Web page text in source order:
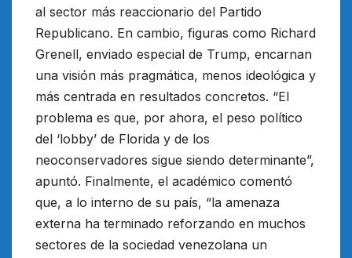
al sector más reaccionario del Partido
Republicano. En cambio, figuras como Richard
Grenell, enviado especial de Trump, encarnan
una visión más pragmática, menos ideológica y
más centrada en resultados concretos. “El
problema es que, por ahora, el peso político
del ‘lobby’ de Florida y de los
neoconservadores sigue siendo determinante”,
apuntó. Finalmente, el académico comentó
que, a lo interno de su país, “la amenaza
externa ha terminado reforzando en muchos
sectores de la sociedad venezolana un